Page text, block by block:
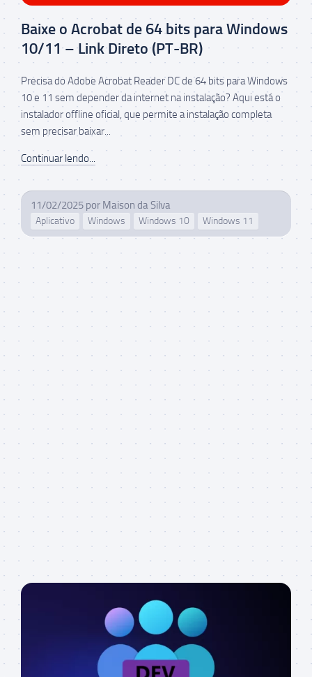
Baixe o Acrobat de 64 bits para Windows
10/11 – Link Direto (PT-BR)
Precisa do Adobe Acrobat Reader DC de 64 bits para Windows
10 e 11 sem depender da internet na instalação? Aqui está o
instalador offline oficial, que permite a instalação completa
sem precisar baixar...
Continuar lendo...
11/02/2025 por Maison da Silva
Aplicativo Windows Windows 10 Windows 11